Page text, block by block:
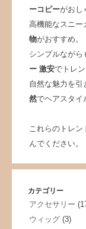
ーコピーがおし
高機能なスニー
物がおすすめ。
シンプルながら
ー 激安でトレン
自然な魅力を引
然でヘアスタイ
これらのトレン
んでください。
カテゴリー
アクセサリー
ウィッグ(3)